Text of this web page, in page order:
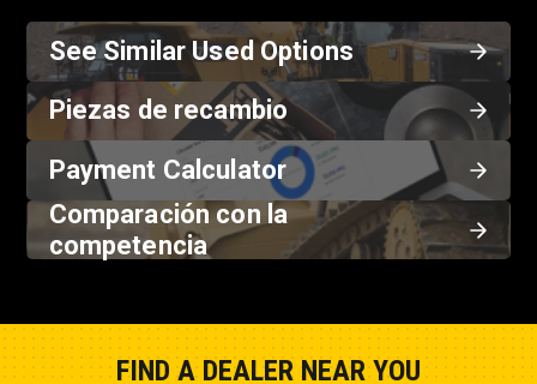
See Similar Used Options
Piezas de recambio
Payment Calculator
Comparación con la
competencia
FIND A DEALER NEAR YOU